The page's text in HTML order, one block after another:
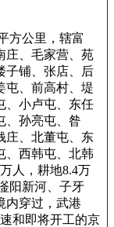
方公里，辖富
庄、毛家营、苑
子铺、张店、后
屯、前高村、堤
、小卢屯、东任
、孙亮屯、昝
庄、北董屯、东
、西韩屯、北韩
人，耕地8.4万
阳新河、子牙
内穿过，武港
和即将开工的京